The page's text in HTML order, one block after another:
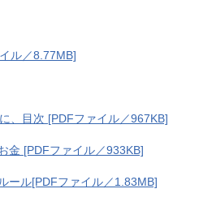
ル／8.77MB]
、目次 [PDFファイル／967KB]
[PDFファイル／933KB]
ル[PDFファイル／1.83MB]